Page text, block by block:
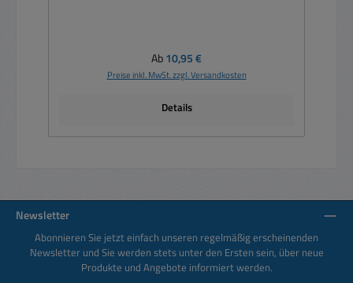
Regulärer Preis:
Ab10,95 €
Preise inkl. MwSt. zzgl. Versandkosten
Details
Newsletter
Abonnieren Sie jetzt einfach unseren regelmäßig erscheinenden
Newsletter und Sie werden stets unter den Ersten sein, über neue
Produkte und Angebote informiert werden.